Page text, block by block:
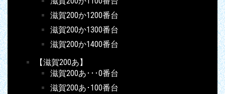
滋賀200か1200番台
滋賀200か1300番台
滋賀200か1400番台
【滋賀200あ】
滋賀200あ･･･0番台
滋賀200あ･100番台